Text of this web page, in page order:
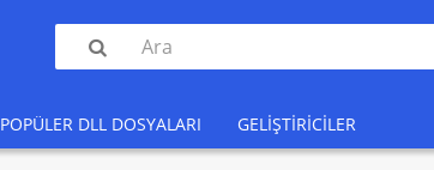

POPÜLER DLL DOSYALARI GELIŞTIRICILER